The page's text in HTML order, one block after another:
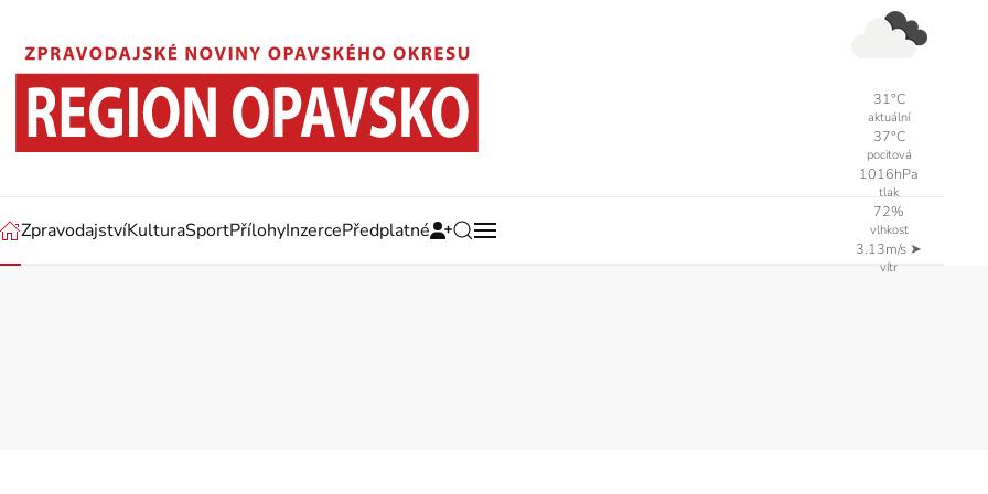
31°C
aktuální
37°C
pocitová
1016hPa
tlak
72%
vlhkost
3.13m/s ➤
vítr
ZpravodajstvíKulturaSportPřílohyInzercePředplatné